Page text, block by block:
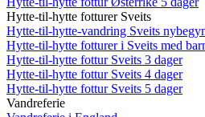
Hytte-til-hytte fotturer Sveits
Hytte-til-hytte-vandring Sveits
Hytte-til-hytte fotturer i Sveits med
Hytte-til-hytte fottur Sveits 3 dager
Hytte-til-hytte fottur Sveits 4 dager
Hytte-til-hytte fottur Sveits 5 dager
Vandreferie